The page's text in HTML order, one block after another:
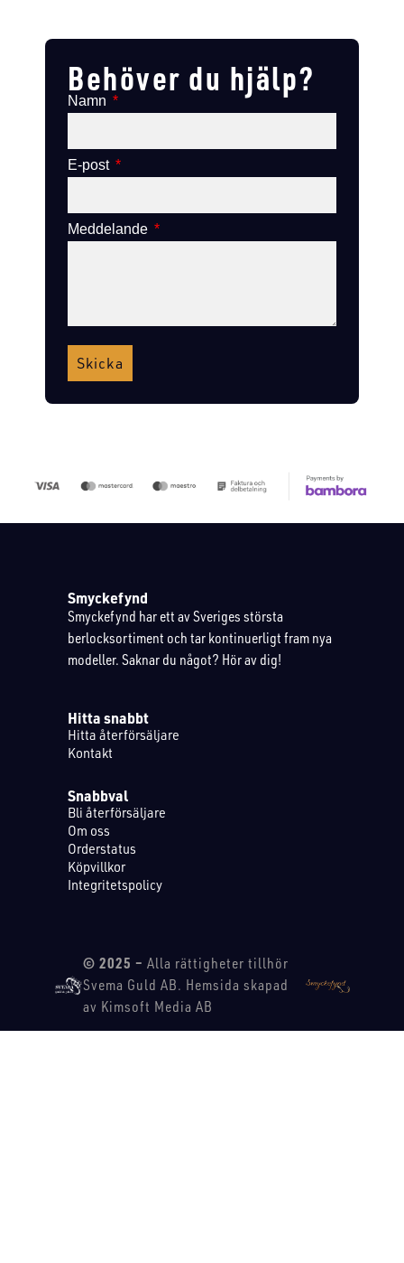
Behöver du hjälp?
Namn
E-post
Meddelande
Skicka
Smyckefynd
Smyckefynd har ett av Sveriges största
berlocksortiment och tar kontinuerligt fram nya
modeller. Saknar du något? Hör av dig!
Hitta snabbt
Hitta återförsäljare
Kontakt
Snabbval
Bli återförsäljare
Om oss
Orderstatus
Köpvillkor
Integritetspolicy
© 2025 – Alla rättigheter tillhör
Svema Guld AB. Hemsida skapad
av Kimsoft Media AB